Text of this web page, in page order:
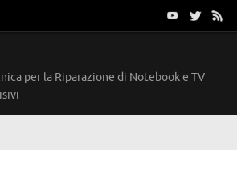
per la Riparazione di Notebook e TV